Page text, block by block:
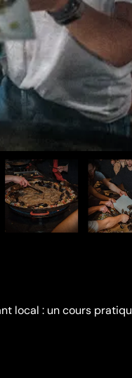
local : un cours